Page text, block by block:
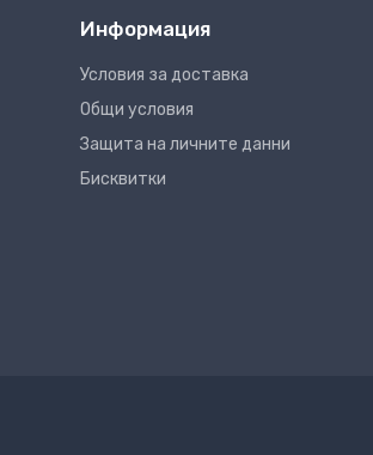
Информация
Условия за доставка
Общи условия
Защита на личните данни
Бисквитки